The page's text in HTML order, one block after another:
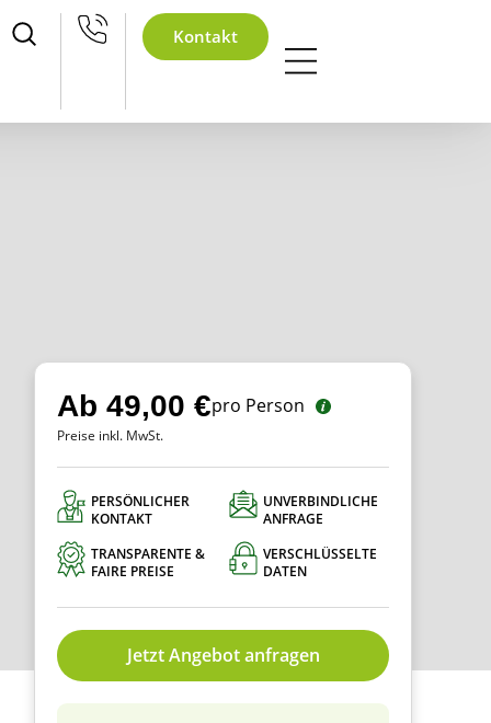
Kontakt
Ab 49,00 €pro Person
Preise inkl. MwSt.
PERSÖNLICHER
KONTAKT
UNVERBINDLICHE
ANFRAGE
TRANSPARENTE &
FAIRE PREISE
VERSCHLÜSSELTE
DATEN
Jetzt Angebot anfragen